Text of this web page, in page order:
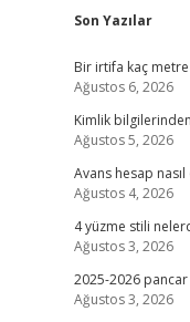
Son Yazılar
Bir irtifa kaç metre
Ağustos 6, 2026
Kimlik
Ağustos 5, 2026
Avans hesap
Ağustos 4, 2026
4 yüzme stili
Ağustos 3, 2026
2025-2026 pancar
Ağustos 3, 2026